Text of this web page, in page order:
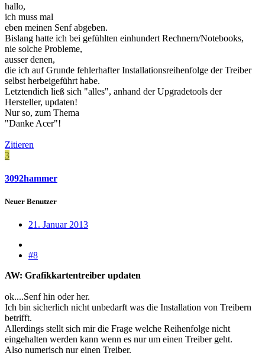
hallo,
ich muss mal
eben meinen Senf abgeben.
Bislang hatte ich bei gefühlten einhundert Rechnern/Notebooks,
nie solche Probleme,
ausser denen,
die ich auf Grunde fehlerhafter Installationsreihenfolge der Treiber
selbst herbeigeführt habe.
Letztendich ließ sich "alles", anhand der Upgradetools der
Hersteller, updaten!
Nur so, zum Thema
"Danke Acer"!
Zitieren
3
3092hammer
Neuer Benutzer
21. Januar 2013
#8
AW: Grafikkartentreiber updaten
ok....Senf hin oder her.
Ich bin sicherlich nicht unbedarft was die Installation von Treibern
betrifft.
Allerdings stellt sich mir die Frage welche Reihenfolge nicht
eingehalten werden kann wenn es nur um einen Treiber geht.
Also numerisch nur einen Treiber.